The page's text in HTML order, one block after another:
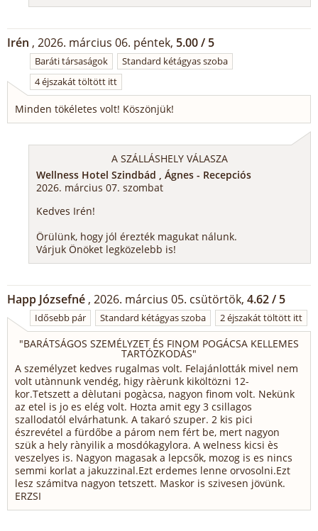
Irén , 2026. március 06. péntek, 5.00 / 5
Baráti társaságok
Standard kétágyas szoba
4 éjszakát töltött itt
Minden tökéletes volt! Köszönjük!
A SZÁLLÁSHELY VÁLASZA
Wellness Hotel Szindbád , Ágnes - Recepciós
2026. március 07. szombat
Kedves Irén!
Örülünk, hogy jól érezték magukat nálunk.
Várjuk Önöket legközelebb is!
Happ Józsefné , 2026. március 05. csütörtök, 4.62 / 5
Idősebb pár Standard kétágyas szoba 2 éjszakát töltött itt
"BARÁTSÁGOS SZEMÉLYZET ÉS FINOM POGÁCSA KELLEMES
TARTÓZKODÁS"
A személyzet kedves rugalmas volt. Felajánlották mivel nem
volt utànnunk vendég, higy ràèrunk kiköltözni 12-
kor.Tetszett a dèlutani pogàcsa, nagyon finom volt. Nekünk
az etel is jo es elég volt. Hozta amit egy 3 csillagos
szallodatól elvárhatunk. A takaró szuper. 2 kis pici
észrevétel a fürdőbe a párom nem fért be, mert nagyon
szük a hely rànyilik a mosdókagylora. A welness kicsi ès
veszelyes is. Nagyon magasak a lepcsők, mozog is es nincs
semmi korlat a jakuzzinal.Ezt erdemes lenne orvosolni.Ezt
lesz számitva nagyon tetszett. Maskor is szivesen jövünk.
ERZSI